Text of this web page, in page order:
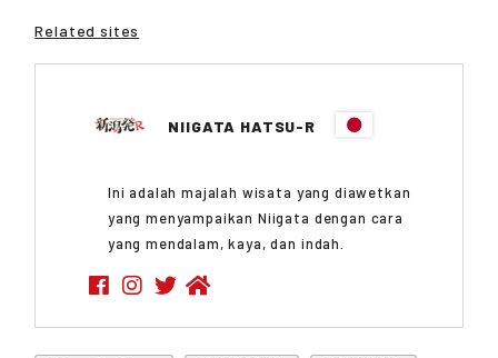
Related sites
NIIGATA HATSU-R
Ini adalah majalah wisata yang diawetkan
yang menyampaikan Niigata dengan cara
yang mendalam, kaya, dan indah.